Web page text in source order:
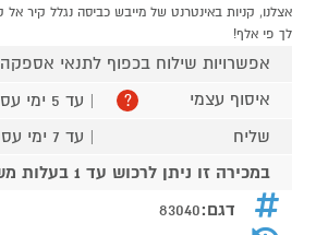
לך פי אלף!
אפשרויות שילוח בכפוף לתנאי אספקה
איסוף עצמי
? | עד 5 ימי עסקים |
שליח
| עד 7 ימי עסקים |
במכירה זו ניתן לרכוש עד 1 בעלות משלוח אחד
דגם:83040